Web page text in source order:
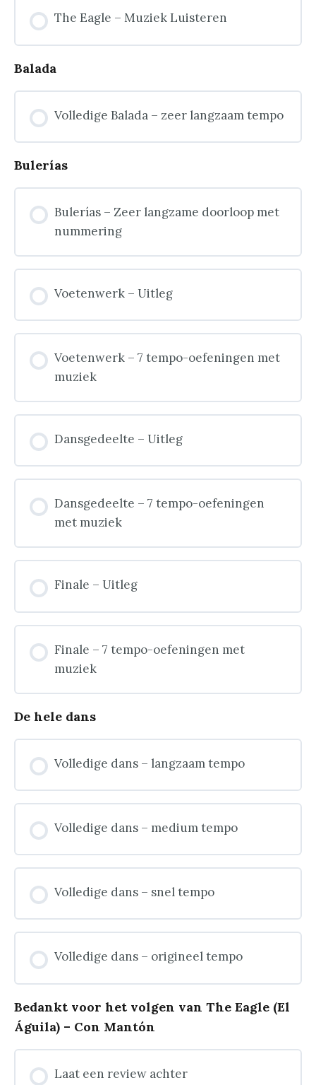
The Eagle – Muziek Luisteren
Balada
Volledige Balada – zeer langzaam tempo
Bulerías
Bulerías – Zeer langzame doorloop met
nummering
Voetenwerk – Uitleg
Voetenwerk – 7 tempo-oefeningen met
muziek
Dansgedeelte – Uitleg
Dansgedeelte – 7 tempo-oefeningen
met muziek
Finale – Uitleg
Finale – 7 tempo-oefeningen met
muziek
De hele dans
Volledige dans – langzaam tempo
Volledige dans – medium tempo
Volledige dans – snel tempo
Volledige dans – origineel tempo
Bedankt voor het volgen van The Eagle (El
Águila) – Con Mantón
Laat een review achter